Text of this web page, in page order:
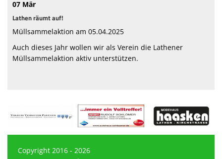
Fanshop
Anmeldung
07 Mär
Lathen räumt auf!
Müllsammelaktion am 05.04.2025
Auch dieses Jahr wollen wir als Verein die Lathener
Müllsammelaktion aktiv unterstützen.
Copyright 2016 - 2026